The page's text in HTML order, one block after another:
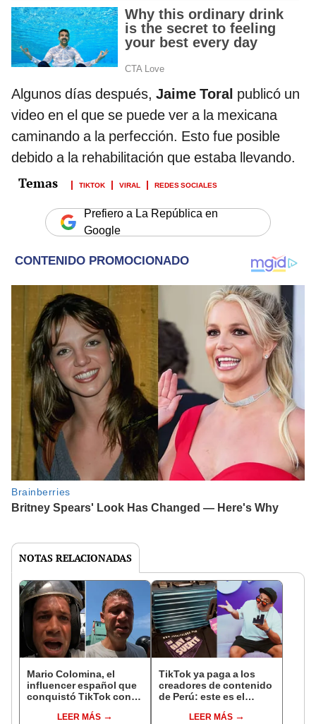
Algunos días después, Jaime Toral publicó un
video en el que se puede ver a la mexicana
caminando a la perfección. Esto fue posible
debido a la rehabilitación que estaba llevando.
TIKTOK VIRAL REDES SOCIALES
Prefiero a La República en
Google
NOTAS RELACIONADAS
Mario Colomina, el
influencer español que
conquistó TikTok con
"Mi amor nació por la
LEER MÁS
TikTok ya paga a los
creadores de contenido
de Perú: este es el
llegar a cobrar por 1.000
LEER MÁS